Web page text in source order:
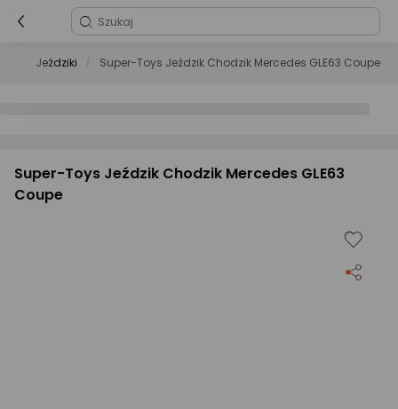
Jeździki Super-Toys Jeździk Chodzik Mercedes GLE63 Coupe
Super-Toys Jeździk Chodzik Mercedes GLE63
Coupe